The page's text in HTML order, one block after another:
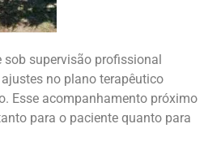
sob supervisão profissional
no plano terapêutico
Esse acompanhamento próximo
para o paciente quanto para